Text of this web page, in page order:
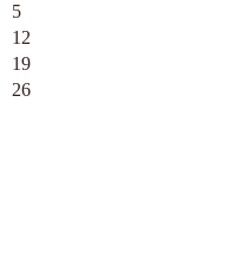
5
12
19
26